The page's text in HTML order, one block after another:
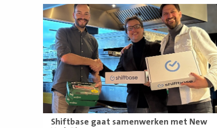
Shiftbase gaat samenwerken met New
Lees
meer